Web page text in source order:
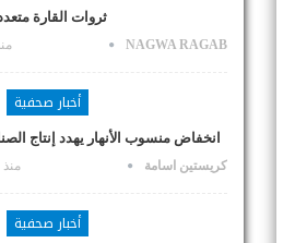
ثروات القارة
NAGWA RAGAB
أخبار صحفية
انخفاض منسوب الأنهار يهدد إنتاج
كريستين اسامة منذ
أخبار صحفية